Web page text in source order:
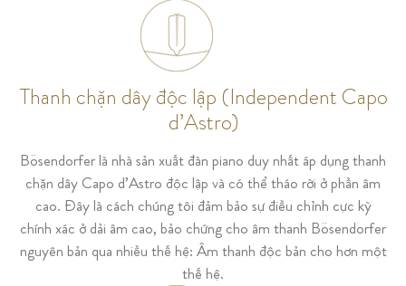
Thanh chặn dây độc lập (Independent Capo
d’Astro)
Bösendorfer là nhà sản xuất đàn piano duy nhất áp dụng thanh
chặn dây Capo d’Astro độc lập và có thể tháo rời ở phần âm
cao. Đây là cách chúng tôi đảm bảo sự điều chỉnh cực kỳ
chính xác ở dải âm cao, bảo chứng cho âm thanh Bösendorfer
nguyên bản qua nhiều thế hệ: Âm thanh độc bản cho hơn một
thế hệ.